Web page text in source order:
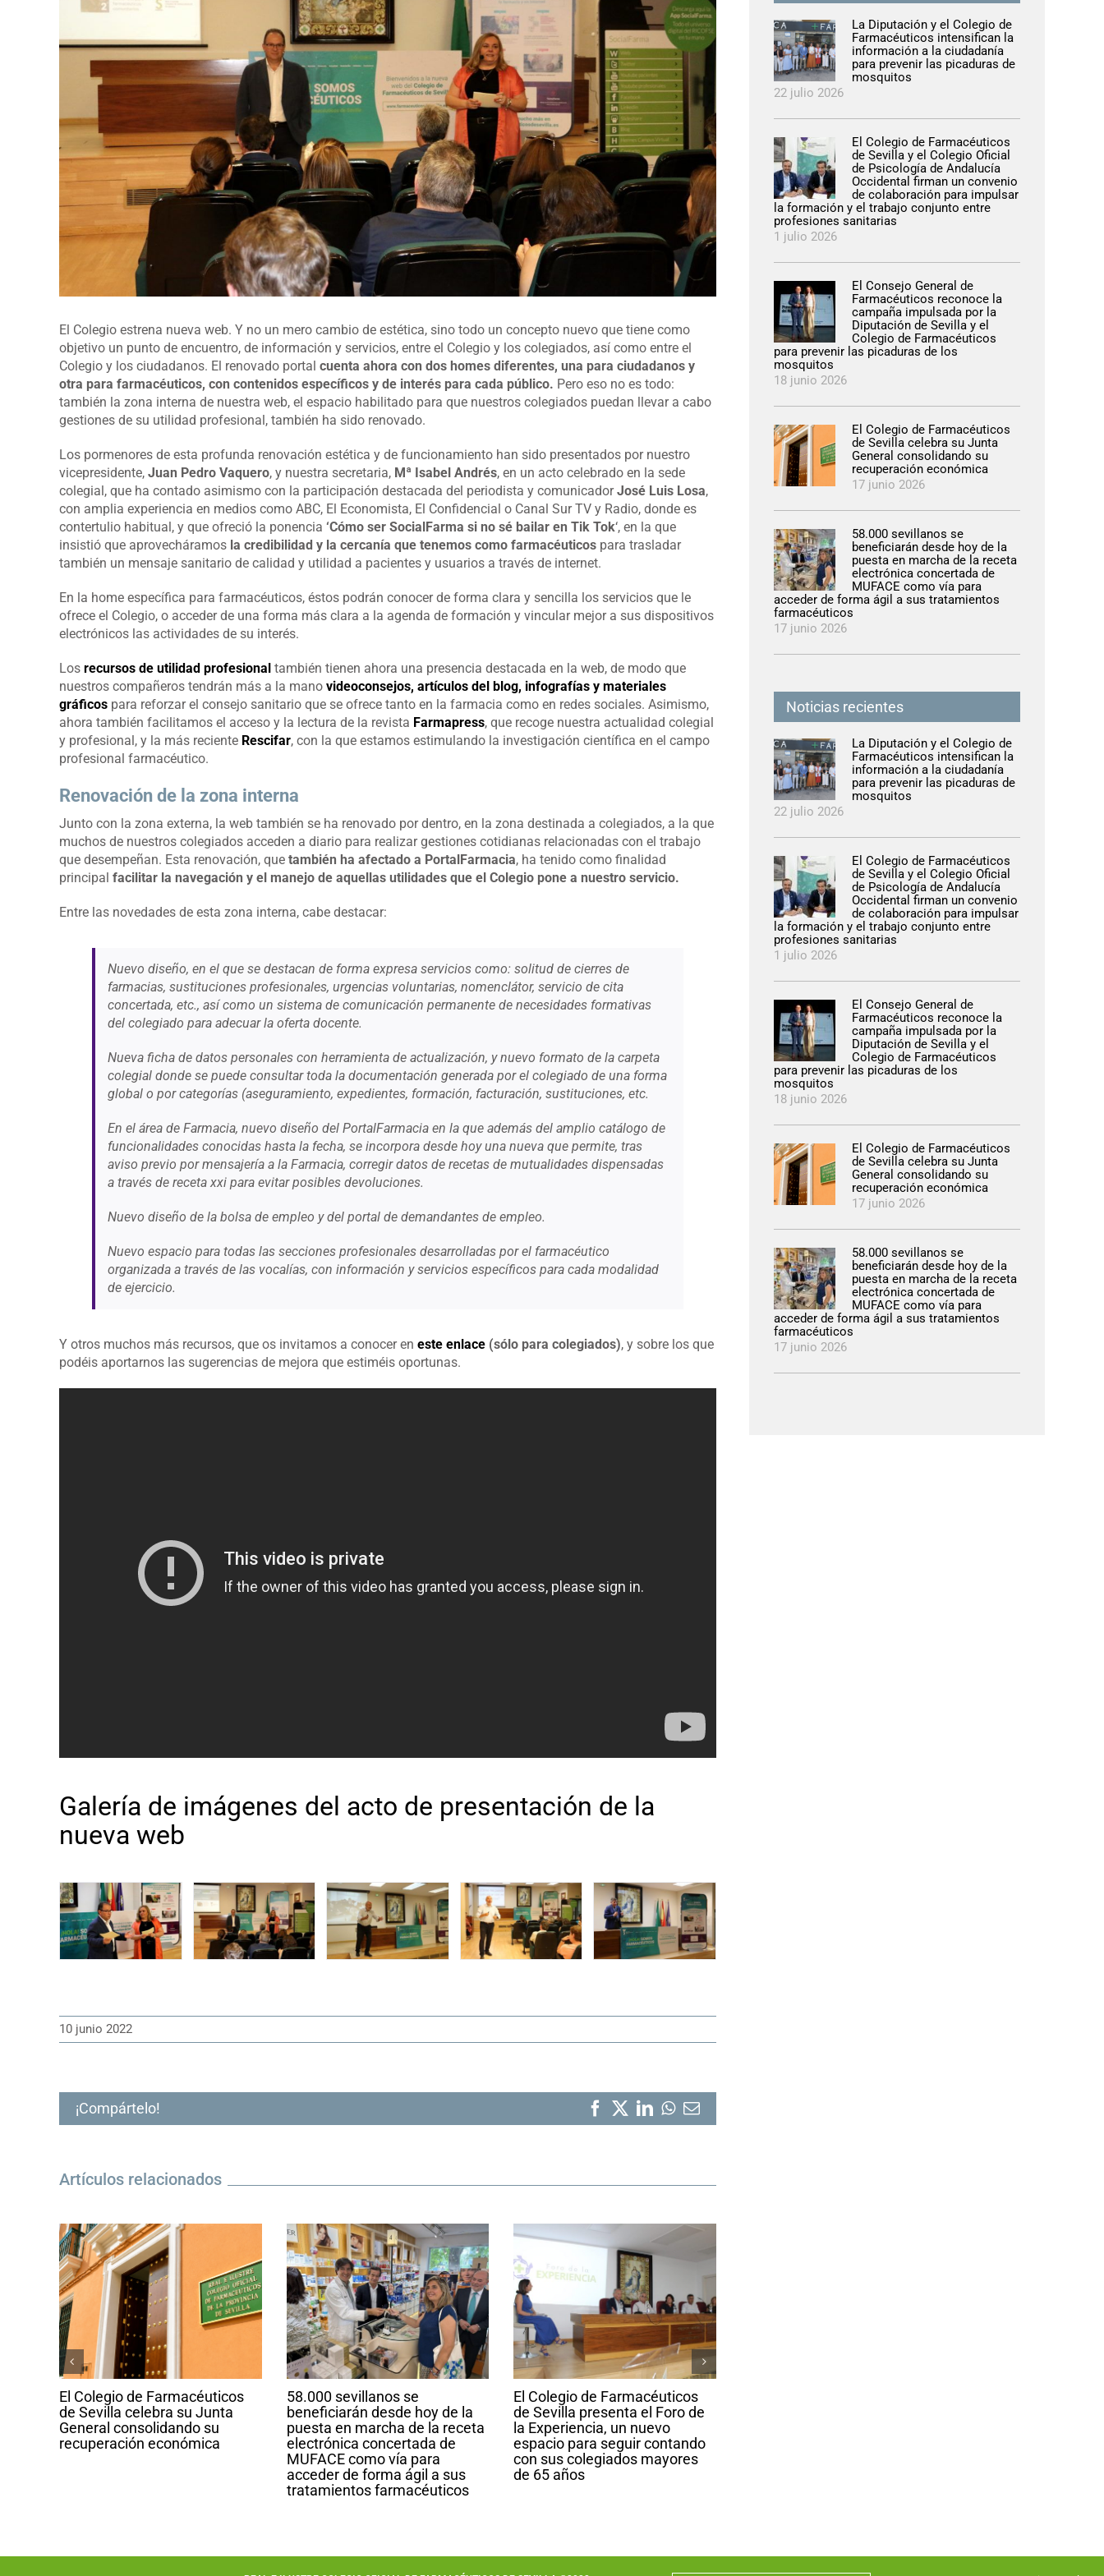
El Colegio estrena nueva web. Y no un mero cambio de estética, sino todo un concepto nuevo que tiene como
objetivo un punto de encuentro, de información y servicios, entre el Colegio y los colegiados, así como entre el
Colegio y los ciudadanos. El renovado portal cuenta ahora con dos homes diferentes, una para ciudadanos y
otra para farmacéuticos, con contenidos específicos y de interés para cada público. Pero eso no es todo:
también la zona interna de nuestra web, el espacio habilitado para que nuestros colegiados puedan llevar a cabo
gestiones de su utilidad profesional, también ha sido renovado.
Los pormenores de esta profunda renovación estética y de funcionamiento han sido presentados por nuestro
vicepresidente, Juan Pedro Vaquero, y nuestra secretaria, Mª Isabel Andrés, en un acto celebrado en la sede
colegial, que ha contado asimismo con la participación destacada del periodista y comunicadorJosé Luis Losa,
con amplia experiencia en medios como ABC, El Economista, El Confidencial o Canal Sur TV y Radio, donde es
contertulio habitual, y que ofreció la ponencia ‘Cómo ser SocialFarma si no sé bailar en Tik Tok‘, en la que
insistió que aprovecháramos la credibilidad y la cercanía que tenemos como farmacéuticospara trasladar
también un mensaje sanitario de calidad y utilidad a pacientes y usuarios a través de internet.
En la home específica para farmacéuticos, éstos podrán conocer de forma clara y sencilla los servicios que le
ofrece el Colegio, o acceder de una forma más clara a la agenda de formación y vincular mejor a sus dispositivos
electrónicos las actividades de su interés.
Los recursos de utilidad profesionaltambién tienen ahora una presencia destacada en la web, de modo que
nuestros compañeros tendrán más a la mano videoconsejos, artículos del blog, infografías y materiales
gráficospara reforzar el consejo sanitario que se ofrece tanto en la farmacia como en redes sociales. Asimismo,
ahora también facilitamos el acceso y la lectura de la revista Farmapress, que recoge nuestra actualidad colegial
y profesional, y la más reciente Rescifar, con la que estamos estimulando la investigación científica en el campo
profesional farmacéutico.
Renovación de la zona interna
Junto con la zona externa, la web también se ha renovado por dentro, en la zona destinada a colegiados, a la que
muchos de nuestros colegiados acceden a diario para realizar gestiones cotidianas relacionadas con el trabajo
que desempeñan. Esta renovación, quetambién ha afectado a PortalFarmacia, ha tenido como finalidad
principal facilitar la navegación y el manejo de aquellas utilidades que el Colegio pone a nuestro servicio.
Entre las novedades de esta zona interna, cabe destacar:
Nuevo diseño, en el que se destacan de forma expresa servicios como: solitud de cierres de
farmacias, sustituciones profesionales, urgencias voluntarias, nomenclátor, servicio de cita
concertada, etc., así como un sistema de comunicación permanente de necesidades formativas
del colegiado para adecuar la oferta docente.
Nueva ficha de datos personales con herramienta de actualización, y nuevo formato de la carpeta
colegial donde se puede consultar toda la documentación generada por el colegiado de una forma
global o por categorías (aseguramiento, expedientes, formación, facturación, sustituciones, etc.
En el área de Farmacia, nuevo diseño del PortalFarmacia en la que además del amplio catálogo de
funcionalidades conocidas hasta la fecha, se incorpora desde hoy una nueva que permite, tras
aviso previo por mensajería a la Farmacia, corregir datos de recetas de mutualidades dispensadas
a través de receta xxi para evitar posibles devoluciones.
Nuevo diseño de la bolsa de empleo y del portal de demandantes de empleo.
Nuevo espacio para todas las secciones profesionales desarrolladas por el farmacéutico
organizada a través de las vocalías, con información y servicios específicos para cada modalidad
de ejercicio.
Y otros muchos más recursos, que os invitamos a conocer en este enlace(sólo para colegiados), y sobre los que
podéis aportarnos las sugerencias de mejora que estiméis oportunas.
Galería de imágenes del acto de presentación de la
nueva web
10 junio 2022
¡Compártelo! Facebook
X LinkedIn
WhatsApp
Correo
electrónico
Artículos relacionados
El Colegio de Farmacéuticos
de Sevilla celebra su Junta
General consolidando su
recuperación económica
58.000 sevillanos se
beneficiarán desde hoy de la
puesta en marcha de la receta
electrónica concertada de
MUFACE como vía para
acceder de forma ágil a sus
tratamientos farmacéuticos
El Colegio de Farmacéuticos
de Sevilla presenta el Foro de
la Experiencia, un nuevo
espacio para seguir contando
con sus colegiados mayores
de 65 años
La Diputación y el Colegio de
Farmacéuticos intensifican la
información a la ciudadanía
para prevenir las picaduras de
mosquitos
22 julio 2026
El Colegio de Farmacéuticos
de Sevilla y el Colegio Oficial
de Psicología de Andalucía
Occidental firman un convenio
de colaboración para impulsar
la formación y el trabajo conjunto entre
profesiones sanitarias
1 julio 2026
El Consejo General de
Farmacéuticos reconoce la
campaña impulsada por la
Diputación de Sevilla y el
Colegio de Farmacéuticos
para prevenir las picaduras de los
mosquitos
18 junio 2026
El Colegio de Farmacéuticos
de Sevilla celebra su Junta
General consolidando su
recuperación económica
17 junio 2026
58.000 sevillanos se
beneficiarán desde hoy de la
puesta en marcha de la receta
electrónica concertada de
MUFACE como vía para
acceder de forma ágil a sus tratamientos
farmacéuticos
17 junio 2026
Noticias recientes
La Diputación y el Colegio de
Farmacéuticos intensifican la
información a la ciudadanía
para prevenir las picaduras de
mosquitos
22 julio 2026
El Colegio de Farmacéuticos
de Sevilla y el Colegio Oficial
de Psicología de Andalucía
Occidental firman un convenio
de colaboración para impulsar
la formación y el trabajo conjunto entre
profesiones sanitarias
1 julio 2026
El Consejo General de
Farmacéuticos reconoce la
campaña impulsada por la
Diputación de Sevilla y el
Colegio de Farmacéuticos
para prevenir las picaduras de los
mosquitos
18 junio 2026
El Colegio de Farmacéuticos
de Sevilla celebra su Junta
General consolidando su
recuperación económica
17 junio 2026
58.000 sevillanos se
beneficiarán desde hoy de la
puesta en marcha de la receta
electrónica concertada de
MUFACE como vía para
acceder de forma ágil a sus tratamientos
farmacéuticos
17 junio 2026